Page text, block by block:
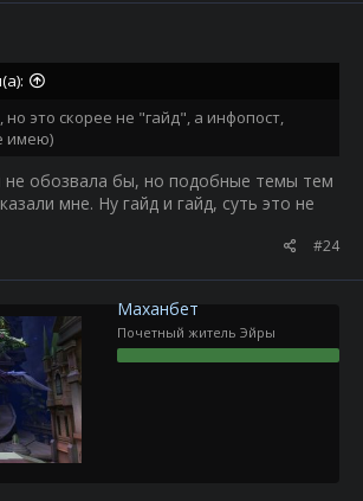
это скорее не "гайд", а инфопост,
имею)
не обозвала бы, но подобные темы тем
мне. Ну гайд и гайд, суть это не
#24
Маханбет
Почетный житель Эйры